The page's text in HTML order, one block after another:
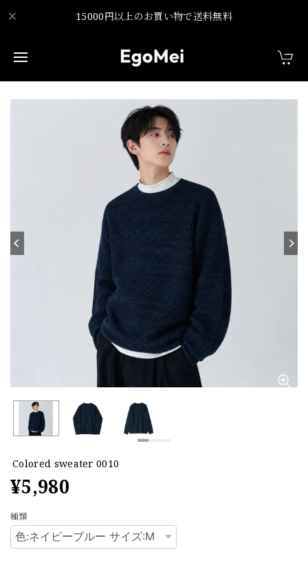
15000円以上のお買い物で送料無料
Colored sweater 0010
¥5,980
種類